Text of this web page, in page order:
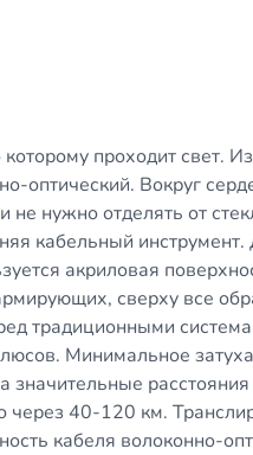
проходит свет.
оптический. Вокруг
нужно отделять от
кабельный
акриловая
сверху все
традиционными
Минимальное
через 40-120 км.
кабеля волоконно-